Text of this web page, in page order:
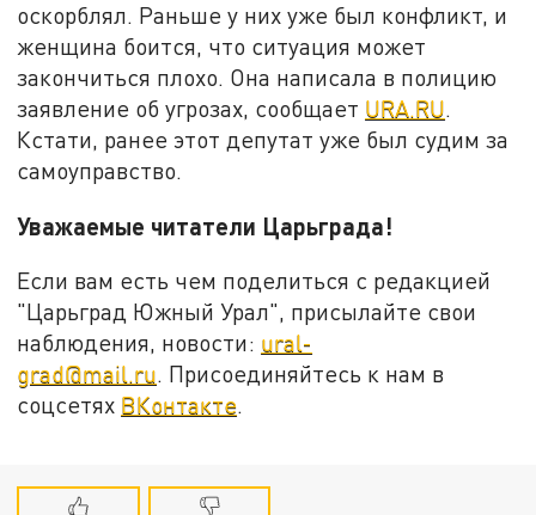
оскорблял. Раньше у них уже был конфликт, и
женщина боится, что ситуация может
закончиться плохо. Она написала в полицию
заявление об угрозах, сообщает URA.RU.
Кстати, ранее этот депутат уже был судим за
самоуправство.
Уважаемые читатели Царьграда!
Если вам есть чем поделиться с редакцией
"Царьград Южный Урал", присылайте свои
наблюдения, новости: ural-
grad@mail.ru. Присоединяйтесь к нам в
соцсетях ВКонтакте.